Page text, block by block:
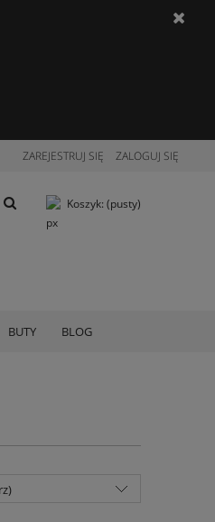
ZAREJESTRUJ SIĘ ZALOGUJ SIĘ
Koszyk: (pusty)
BUTY BLOG